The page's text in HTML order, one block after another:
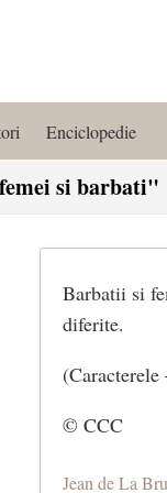
Enciclopedie
si barbati"
Barbatii si
diferite.
© CCC
Jean de La